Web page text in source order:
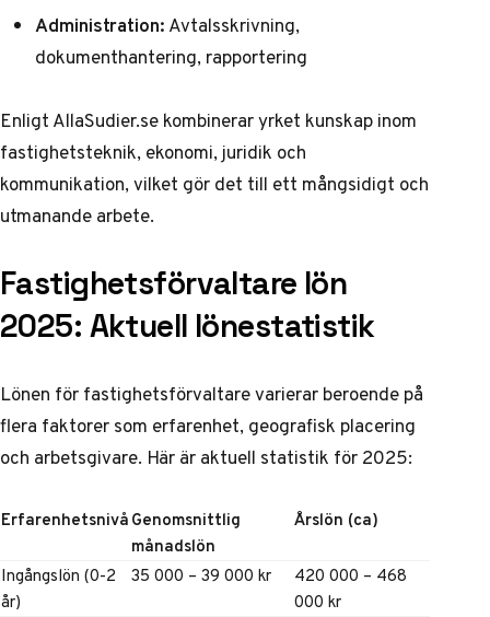
Administration:Avtalsskrivning,
dokumenthantering, rapportering
EnligtAllaSudier.sekombinerar yrket kunskap inom
fastighetsteknik, ekonomi, juridik och
kommunikation, vilket gör det till ett mångsidigt och
utmanande arbete.
Fastighetsförvaltare lön
2025: Aktuell lönestatistik
Lönen för fastighetsförvaltare varierar beroende på
flera faktorer som erfarenhet, geografisk placering
och arbetsgivare. Här är aktuell statistik för 2025:
ErfarenhetsnivåGenomsnittlig
månadslön
Årslön (ca)
Ingångslön (0-2
år)
35 000 – 39 000 kr
420 000 – 468
000 kr